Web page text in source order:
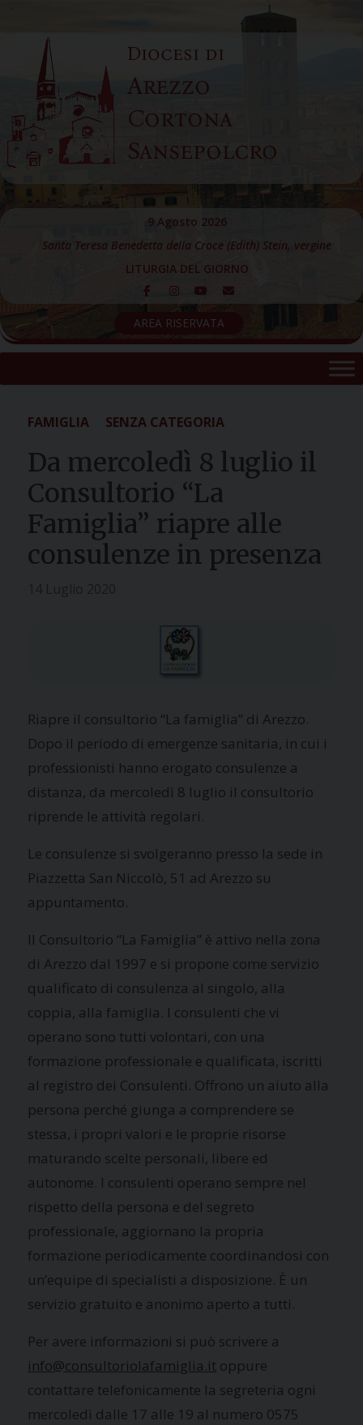
content
Diocesi di
Arezzo
Cortona
Sansepolcro
9 Agosto 2026
Santa Teresa Benedetta della Croce (Edith) Stein, vergine
LITURGIA DEL GIORNO
AREA RISERVATA
FAMIGLIA SENZA CATEGORIA
Da mercoledì 8 luglio il
Consultorio “La
Famiglia” riapre alle
consulenze in presenza
Riapre il consultorio “La famiglia” di Arezzo.
Dopo il periodo di emergenze sanitaria, in cui i
professionisti hanno erogato consulenze a
distanza, da mercoledì 8 luglio il consultorio
riprende le attività regolari.
Le consulenze si svolgeranno presso la sede in
Piazzetta San Niccolò, 51 ad Arezzo su
appuntamento.
Il Consultorio “La Famiglia” è attivo nella zona
di Arezzo dal 1997 e si propone come servizio
qualificato di consulenza al singolo, alla
coppia, alla famiglia. I consulenti che vi
operano sono tutti volontari, con una
formazione professionale e qualificata, iscritti
al registro dei Consulenti. Offrono un aiuto alla
persona perché giunga a comprendere se
stessa, i propri valori e le proprie risorse
maturando scelte personali, libere ed
autonome. I consulenti operano sempre nel
rispetto della persona e del segreto
professionale, aggiornano la propria
formazione periodicamente coordinandosi con
un’equipe di specialisti a disposizione. È un
servizio gratuito e anonimo aperto a tutti.
Per avere informazioni si può scrivere a
info@consultoriolafamiglia.it oppure
contattare telefonicamente la segreteria ogni
mercoledì dalle 17 alle 19 al numero 0575